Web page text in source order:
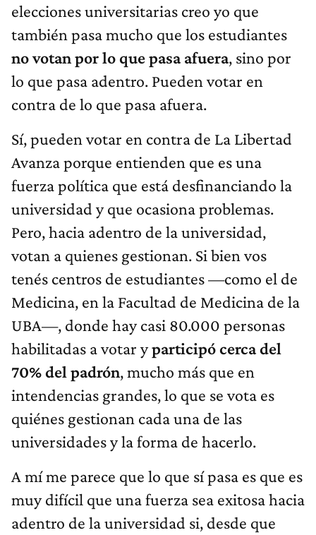
elecciones universitarias creo yo que
también pasa mucho que los estudiantes
no votan por lo que pasa afuera, sino por
lo que pasa adentro. Pueden votar en
contra de lo que pasa afuera.
Sí, pueden votar en contra de La Libertad
Avanza porque entienden que es una
fuerza política que está desfinanciando la
universidad y que ocasiona problemas.
Pero, hacia adentro de la universidad,
votan a quienes gestionan. Si bien vos
tenés centros de estudiantes —como el de
Medicina, en la Facultad de Medicina de la
UBA—, donde hay casi 80.000 personas
habilitadas a votar yparticipó cerca del
70% del padrón, mucho más que en
intendencias grandes, lo que se vota es
quiénes gestionan cada una de las
universidades y la forma de hacerlo.
A mí me parece que lo que sí pasa es que es
muy difícil que una fuerza sea exitosa hacia
adentro de la universidad si, desde que